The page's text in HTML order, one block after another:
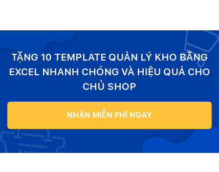
TẶNG 10 TEMPLATE QUẢN LÝ KHO BẰNG
EXCEL NHANH CHÓNG VÀ HIỆU QUẢ CHO
CHỦ SHOP
NHẬN MIỄN PHÍ NGAY